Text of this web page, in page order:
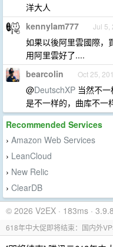
洋大人
kennylam777 Jul 5,
如果以後阿里雲國際，
用阿里雲好了....
bearcolin Oct 25,
@DeutschXP 当然不
是不一样的，曲库不一
Recommended Services
› Amazon Web Services
› LeanCloud
› New Relic
› ClearDB
© 2026 V2EX · 183ms ·
618年中大促即将结束：国内外